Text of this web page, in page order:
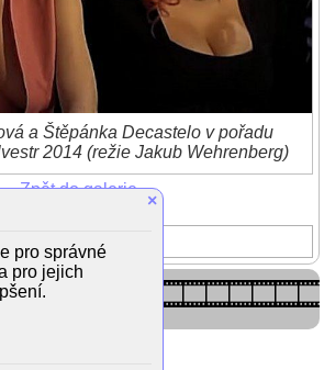
a Štěpánka Decastelo v pořadu
2014 (režie Jakub Wehrenberg)
Zpět do galerie
Denisa Jeřábková
×
pro správné
pro jejich